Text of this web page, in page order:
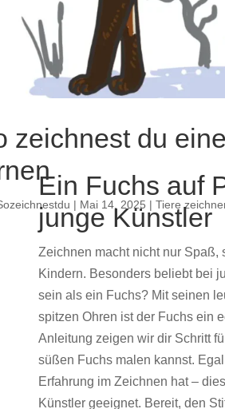
zeichnest du
| Mai 14, 2025 |Tiere
Ein Fuchs auf
jungeKünstler
Zeichnen macht nicht nur Spaß,
Kindern. Besonders beliebt bei
sein als ein Fuchs? Mitseinen
spitzen Ohren istder Fuchs ein
Anleitung zeigen wir dir Schritt
süßen Fuchs malen kannst.
Erfahrung im Zeichnen hat –
Künstler geeignet. Bereit, den